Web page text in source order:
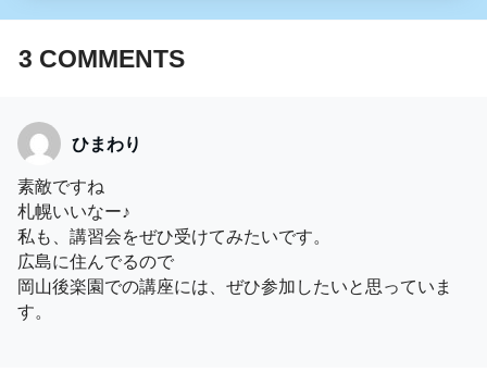
3 COMMENTS
ひまわり
素敵ですね
札幌いいなー♪
私も、講習会をぜひ受けてみたいです。
広島に住んでるので
岡山後楽園での講座には、ぜひ参加したいと思っていま
す。